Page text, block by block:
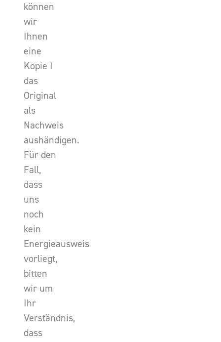
können
wir
Ihnen
eine
Kopie I
das
Original
als
Nachweis
aushändigen.
Für den
Fall,
dass
uns
noch
kein
Energieausweis
vorliegt,
bitten
wir um
Ihr
Verständnis,
dass